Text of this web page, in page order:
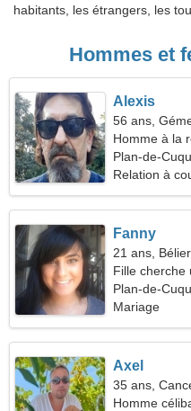
habitants, les étrangers, les
Hommes et
Alexis
56 ans,
Homme à la
54
Plan-de-
Relation à
Fanny
21 ans, Bélier
Fille cherche
Plan-de-
Mariage
Axel
35 ans,
Homme